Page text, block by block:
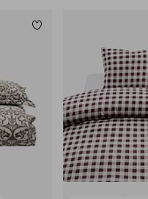
Legg til favoritter